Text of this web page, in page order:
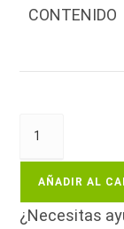
CONTENIDO
AÑADIR AL
¿Necesitas